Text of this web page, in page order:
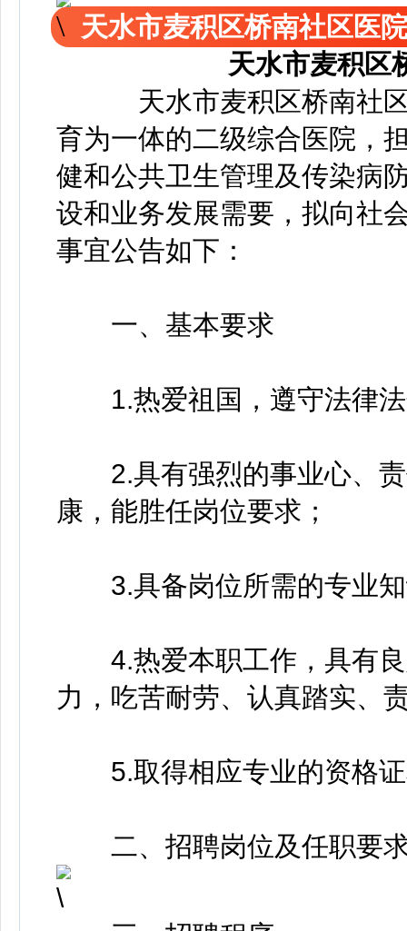
天水市麦积区桥南社区医
天水市麦积区
天水市麦积区桥南社区
育为一体的二级综合医院，
健和公共卫生管理及传染病
设和业务发展需要，拟向社
事宜公告如下：
一、基本要求
1.热爱祖国，遵守法律法
2.具有强烈的事业心、责
康，能胜任岗位要求；
3.具备岗位所需的专业知
4.热爱本职工作，具有良
力，吃苦耐劳、认真踏实、
5.取得相应专业的资格证
二、招聘岗位及任职要